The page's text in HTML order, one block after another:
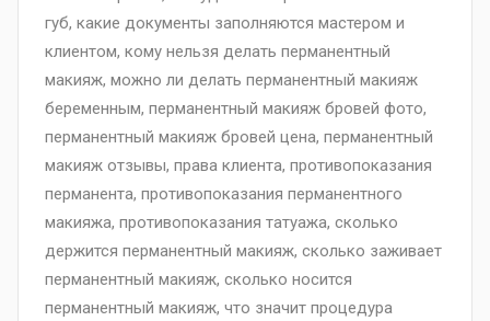
губ, какие документы заполняются мастером и
клиентом, кому нельзя делать перманентный
макияж, можно ли делать перманентный макияж
беременным, перманентный макияж бровей фото,
перманентный макияж бровей цена, перманентный
макияж отзывы, права клиента, противопоказания
перманента, противопоказания перманентного
макияжа, противопоказания татуажа, сколько
держится перманентный макияж, сколько заживает
перманентный макияж, сколько носится
перманентный макияж, что значит процедура